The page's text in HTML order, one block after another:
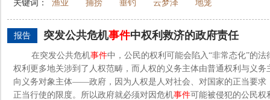
关键词：
渔业 捕捞 垂钓 云梦泽 地笼
报告 突发公共危机事件中权利救济的政府责任
在突发公共危机事件中，公民的权利可能会陷入“非常态化”的
权利更多地关涉到了人权范畴，而人权的义务主体由普通权利与义
向义务对象主体——政府，因为人权是人对社会、对国家的正当要求
正当行使的限度。所以政府就必须对因危机事件可能被侵犯的公民权